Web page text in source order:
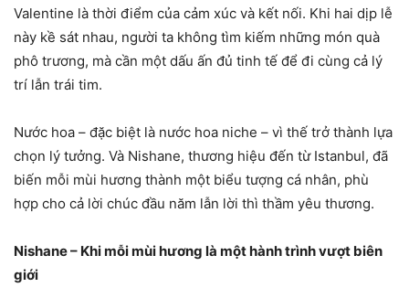
Valentine là thời điểm của cảm xúc và kết nối. Khi hai dịp lễ
này kề sát nhau, người ta không tìm kiếm những món quà
phô trương, mà cần một dấu ấn đủ tinh tế để đi cùng cả lý
trí lẫn trái tim.
Nước hoa – đặc biệt là nước hoa niche – vì thế trở thành lựa
chọn lý tưởng. Và Nishane, thương hiệu đến từ Istanbul, đã
biến mỗi mùi hương thành một biểu tượng cá nhân, phù
hợp cho cả lời chúc đầu năm lẫn lời thì thầm yêu thương.
Nishane – Khi mỗi mùi hương là một hành trình vượt biên
giới